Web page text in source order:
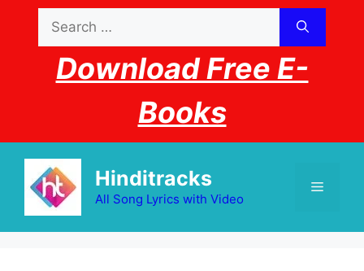
content
for:
Download Free E-
Books
Hinditracks
All Song Lyrics with Video
Menu